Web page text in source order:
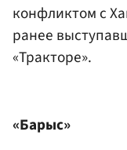
конфликтом с
ранее
«Тракторе».
«Барыс»